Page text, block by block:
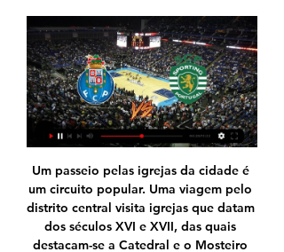
Um passeio pelas igrejas da cidade é um circuito popular. Uma viagem pelo distrito central visita igrejas que datam dos séculos XVI e XVII, das quais destacam-se a Catedral e o Mosteiro de São Francisco, que estão conectados por catacumbas subterrâneas. Ambos contêm pinturas, telhas de Sevilha e móveis de madeira esculpida. [57]

Corinthians x Bragantino Ao Vivo e Palmeiras x XV de Piracicaba. Hoje é a quarta-feira onde 2 grandes times paulistas jogam, Corinthians x Bragantino Ao Vivo na capitão e no horário das 22. O Corinthians não vem muito bem, ainda mais depois da invasão que teve no centro de treinamento. Dizem que até o vitorioso Guerreiro foi agredido.

Portão Automático rj, Cerca Elétrica rj, 39028279, Automação de portão rio de janeiro, portao eletronico rj, cerca elétrica,cerca elétrica rj,cerca elétrica rio de janeiro, 39028279,cerca elétrica campo grande,cerca elétrica nova iguacu,cerca elétrica sao joao de meriti,cerca elétrica barra da tijuca…

ASSISTIR Porto x Sporting AO VIVO, ONLINE OU NA TV 21/04/2022 — Onde assistir o Porto x Sporting PELA TAÇA DE PORTUGAL ao vivo, grátis e online QUINTA (21/04) às 16:15 hs. Desta forma, a transmissão não ...

A realista, a realidade, é que tudo o que temos facturado não tem chegado para todos os custos, pois só assim se explica o valor astronómico a que chegou o nosso Passivo! A realidade é que algo tem que ser mudado drasticamente, pois não podemos viver na corda bamba pensando que temos sempre jogadores para vender por 25-30 milhões!

Clube de Regatas Brasil CRB on novembro 16, 2018. Enviar por e-mail BlogThis! Compartilhar no Twitter Compartilhar no Facebook Compartilhar com o Pinterest. Marcadores: 2016, Alagoanos, Alagoas, CRB, Modelo detalhes. Nenhum comentário: Postar um comentário.. Club Atlético Paraná (1)

20 Out 2018 Como assistir Sport x Vasco ao vivo, Sport x Vasco, Assistir Sport x ao vivo online, Jogo do Vasco x Sport ao vivo, Jogo de Futebol Vasco xnbsp

Postura defensiva da Caála trava 1º de Agosto em casa A ansiedade do 1º de Agosto, em encurtar o percurso na corrida à. o Recreativo do Libolo recebe. A formação do Santa Rita …

Bragantino e Ponte Preta se enfrentam nesta terça-feira, às 20h30, em duelo que vale a liderança da Série B do Campeonato Brasileiro. O confronto, válido pela 11ª rodada, será no estádio Nabi Abi Chedid, em Bragança Paulista.

A Federação Paulista de Futebol anunciou nesta segunda-feira a tabela da primeira fase da Copa Paulista. A competição, que envolve 24 times da capital e do interior, terá início no dia 23 de junho, um domingo, com nove jogos às 10 horas (de Brasília), dois às 15 horas e um às 16 horas. Entre os […]

Todos os jogos FC Porto / Sporting CP Diese Statistik zeigt in der Übersicht alle Aufeinandertreffen zwischen FC Porto und Sporting CP.

Brasil x Argentina Ao Vivo Online. Assistir Brasil x Argentina ao vivo online em HD grátis sem travar pela semifinal da Copa América aqui no Multicanais TV Online com transmissão do SPORTV ao vivo. Começa as 21h30 – Copa América: Brasil e Argentina na Globo e SPORTV . Brasil x Argentina Ao Vivo é Válido pela Semi Final da Copa América.

A derrota por 1 a 0 para o Vila Nova, gol de Alan Mineiro em cobrança de pênalti, aos 16' do segundo tempo, nesta quinta-feira (12) à noite, no Estádio Moisés Lucarelli, pela 22ª rodada da Série B do Campeonato Brasileiro, manteve a Ponte Preta na nona colocação.

O Bragantino recebe, nesta terça-feira (23), a Ponte Preta, no Nabizão, pela 11° rodada do Campeonato Brasileiro Série B. As duas equipes, que já tem uma rivalidade com um tempo, empataram na última rodada e agora disputam a ponta da tabela.

Belo Horizonte, MG, 01 - O primeiro gol de um jovem das categorias de base deu a vitória ao Cruzeiro contra o Vasco, neste domingo, no estádio do Mineirão, em Belo Horizonte, em partida válida pela 17.ª rodada do Campeonato Brasileiro. Confira! Capitão enaltece Fábio e classifica vitória do

Onde assistir Porto x Sporting Ao Vivo 20/08/2022 — Porto x Sporting Futebol AO VIVO Online no seu celular, tablet e notebook. O jogo ao vivo será transmitido na internet, acompanhe ao vivo e ...

António Sousa encontra-se em Manchester onde irá disputar mais um combate. O atleta vitoriano, acompanhado pelo treinador Alberto Costa, cumpre hoje as pesagens oficiais e irá defrontar, este sábado, o pugilista britânico Nathan Gorman, num combate de 8 rounds.

Assistir Porto x Sporting ao vivo online 15/07/2020 15/07/2020 — Assistir Porto x Sporting ao vivo pelo Campeonato Português hoje 15/07/2020, assista agora Sporting e Porto ao vivo 15/07/2020 Online ...

Bilhetes | Site oficial do Sporting Clube de Portugal SPORTING CP. VS. BSC Young Boys. 22 fevereiro 20:00. Comprar Bilhetes. BILHETES MODALIDADES. Basquetebol - Taça da Liga. SPORTING CP. VS. FC Porto. 14 fevereiro ...

A cada dia os imóveis estão mais valorizados e para viver em Portugal , você vai desembolsar 1,8% mais do que em 2017, esta alta de preços foi apurada em todo país, devido a grande procura por moradia que vem acentuando-se desde o início de 2017 com o forte movimento de imigração.

Não quero entrar na tal guerra entre o protagonismo do Benfica e da maioria Encarnada que milita no Jornalismo, até porque ir por este caminho é o mesmo que gritar para o vazio, e porque é uma verdade incompreensível que o Hóquei Patinado deixou de ser alvo de acompanhamento por parte da nossa Comunicação Social que dantes transmitia.

A família de Diana Chaves aumentou... e de que maneira. A atriz foi tia há precisamente quatro dias de dois meninos gémeos, Artur e Aurora. A viver dias de enorme felicidade, a irmã da atriz e apresentadora, Sara Chaves, tem partilhado nas suas redes sociais aquelas que são as primeiras

Jogo Benfica-Oliveirense (17-6-2016): reportagem No dia 17/06/16 decorreu mais um jogo referente à fase final do campeonato nacional de sub-14 masculinos no pavilhão Engenheiro Augusto Correia, este encontro pôs frente a frente o SL Benfica e UD Oliveirense.

Home / Agenda da TV / assistir online / futebol / horários / jogos ao vivo / jogos na internet / programação / transmissão / TV / Jogos de sexta ao vivo na TV e Internet; veja programação. Como assistir os jogos de hoje ao vivo;. Este site usa cookies. Ao continuar a usar este site…

Após o empate com o Atlético-MG, o Leão completou cinco jogos sem vencer na Ilha pela Série A Desde quando começou a trabalhar no Sport, o técnico Vanderlei Luxemburgo reforçava que a Ilha do Retiro deveria ser o diferencial a favor da equipe do Brasileiro. Mas o retrospecto recente do time

No Hilton Barra Rio de Janeiro, as opções gastronômicas são criadas para atender a qualquer paladar. Comece o dia com um variado café da manhã, descubra sabores únicos preparados com ingredientes frescos e locais, ou simplesmente relaxe tomando um café no nosso lounge.

ASSISTIR VER Vasco da Gama x Cruzeiro AO-VIVO na TV e online GRÁTIS,TV, Brazil, Samstag, 12. Oktober 2019. ASSISTIR VER Vasco da Gama x Cruzeiro AO-VIVO na TV e online GRÁTIS,TV. Samstag, 12. Oktober 2019, Brazil, ASSISTIR VER Vasco da Gama x Cruzeiro AO-VIVO na TV e online GRÁTIS,TV.

HOME | Site oficial do Sporting Clube de Portugal Bem vindo ao Site Oficial do Sporting Clube Portugal. Aqui poderá encontrar toda a informação relativa ao Clube.

4-LOULETANO DC 5-LUSITANO FC 6-OPERÁRIO DESPORTIVO 7-CLUBE ORIENTAL LISBOA 8-MOURA ATLÉTICO CLUBE 9-FC CASTRENSE 10- LUSITANO GC CARAPACHENSE 11- SC FARENSE 12-CD PINHALNOVENSE 13- CF OS ARMACENENSES 14-CASA PIA AC 15- CLUBE OLÍMPICO MONTIJO 16- SC OLHANENSE Matriz para aplicar depois de conhecida a ordem numérica do sorteio. 1ª.

Ancestralidade, lutas e resistência marcam o aniversário da Nação do Maracatu Porto Rico. Os grupos pelo Brasil e pelo mundo irão comemorar este festivo dia com apresentações e arrastões por suas cidades como por exemplo em São Paulo e Rio de Janeiro.

Vila Nova e Ponte Preta entraram em campo pressionados e em crise nesta sexta-feira, no estádio Serra Dourada, em Goiânia. O resultado, no entanto, não foi ideal para nenhum dos dois. As equipes ficaram no empate sem gols pela quarta rodada da Série B …

Em casa sozinha Benfica Portuguesa com 18 anos Magrinha ,cabelos longos castanhos. Estilo Namorada muito apertadinha beijo na boca tm:927638726

A última rodada da Série A2 do Campeonato Paulista definiu os duelos das quartas de final do campeonato. Dono da melhor campanha da primeira fase, o Água Santa irá enfrentar o Taubaté, que avançou em oitavo, ao empatar com a Inter de Limeira por 1 a 1.

Raio-X - Comparação de Sporting x FC Porto Total, 247, 84 (34%), 72 (29%), 91 (37%). Liga Portuguesa, 179, 60 (34%), 49 (27%), 70 (39%). Taça de Portugal, 42, 13 (31%), 13 (31%), 16 (38%) ...

FC Porto - Futebol - Calendário Último Jogo. FC Arouca. Seg 12/02. 3:2. Primeira Liga. Ficha de Jogo. FC Porto · classificação. J +/-, PT. 1SL Benfica, 21, 32, 52. 2Sporting CP, 20, 39, 52. 3 ...

Argélia e Costa do Marfim jogam duelo de campeões. Honorato Silva | Cairo. 11 de Julho, 2019. As selecções da Costa do Marfim e da Argélia, duas das três mais conceituadas, a par da nigeriana, que chegaram aos quartos-de-final, procuram dar, às 17h00, em Suez, um importante passo na caminhada rumo à conquista do título da.

Atualmente a Organização Mundial da Saúde define a vacinação contra febre amarela como a única exigência para o ingresso nos países signatários do Regulamento Sanitário Internacional que adotam essa m… Onde reivindico meus direitos? Ao comprar uma passagem, você estabelece com a empresa aérea um contrato de transporte.

• Programas de TV • Cobertura de Eventos (esportivos, corporativos, congressos, palestras entre outros) • Vídeos Institucionais para Empresas • Vídeos de Treinamento • Shows ao Vivo – transmissão e gravação • Programas Políticos – filmagem e acompanhamento de campanhas • Gravações e Filmagem ao Vivo …

Na época seguinte, conquistou o título da CNB2, sendo promovida ao Campeonato Nacional da 1ª Divisão (CNB1), o qual disput